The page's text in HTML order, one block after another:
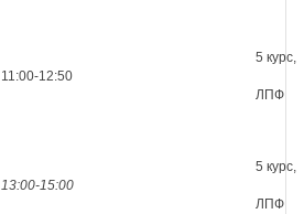
11:00-12:50
5 курс,
ЛПФ
13:00-15:00
5 курс,
ЛПФ